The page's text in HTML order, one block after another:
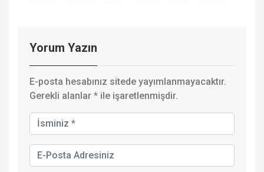
Yorum Yazın
E-posta hesabınız sitede yayımlanmayacaktır.
Gerekli alanlar * ile işaretlenmişdir.